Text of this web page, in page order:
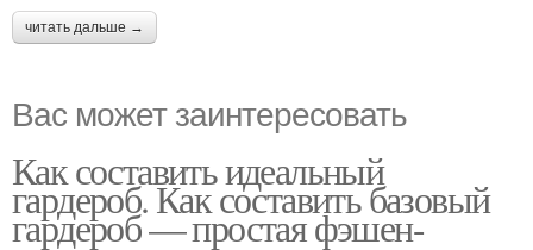
читать дальше →
Вас может заинтересовать
Как составить идеальный
гардероб. Как составить базовый
гардероб — простая фэшен-